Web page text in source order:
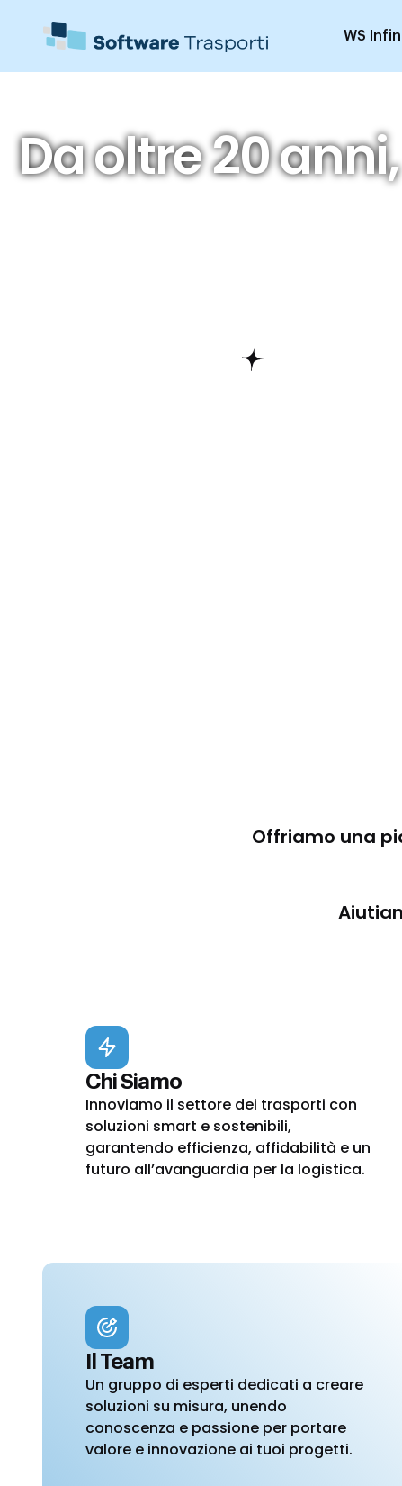
WS
Da oltre 20
Offriamo una
Chi Siamo
Innoviamo il settore dei trasporti con
soluzioni smart e sostenibili,
garantendo efficienza, affidabilità e un
futuro all’avanguardia per la logistica.
Il Team
Un gruppo di esperti dedicati a creare
soluzioni su misura, unendo
conoscenza e passione per portare
valore e innovazione ai tuoi progetti.